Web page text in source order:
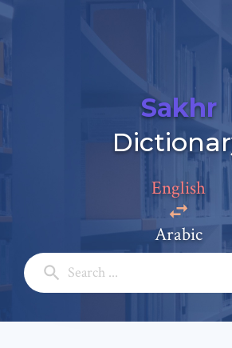
Sakhr
English
Arabic
Add a comment
Full Name: *